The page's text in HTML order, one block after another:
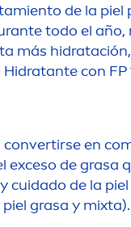
de la piel
todo el año,
más
con FP
en
de grasa
cuidado de la
grasa y mixta).